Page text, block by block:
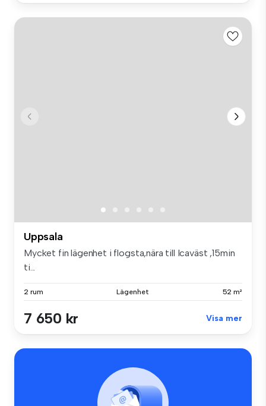
Uppsala
Mycket fin lägenhet i flogsta,nära till Icaväst ,15min
ti...
2 rum Lägenhet 52 m²
7 650 kr Visa mer